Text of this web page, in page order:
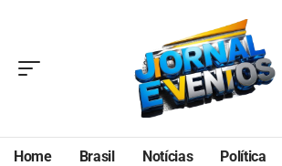
Home Brasil Notícias Política